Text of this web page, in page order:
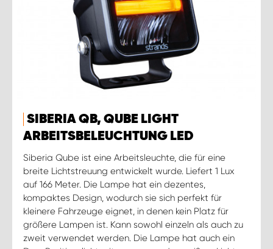
SIBERIA QB, QUBE LIGHT
ARBEITSBELEUCHTUNG LED
Siberia Qube ist eine Arbeitsleuchte, die für eine
breite Lichtstreuung entwickelt wurde. Liefert 1 Lux
auf 166 Meter. Die Lampe hat ein dezentes,
kompaktes Design, wodurch sie sich perfekt für
kleinere Fahrzeuge eignet, in denen kein Platz für
größere Lampen ist. Kann sowohl einzeln als auch zu
zweit verwendet werden. Die Lampe hat auch ein